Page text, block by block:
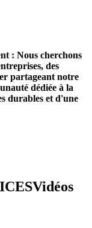
: Nous cherchons
des
partageant notre
dédiée à la
durables et d'une
Vidéos